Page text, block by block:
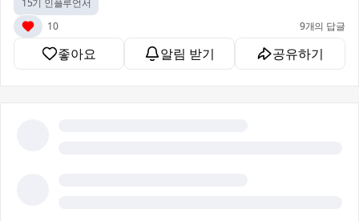
15기 인플루언서
10
9개의 답글
좋아요 알림 받기 공유하기